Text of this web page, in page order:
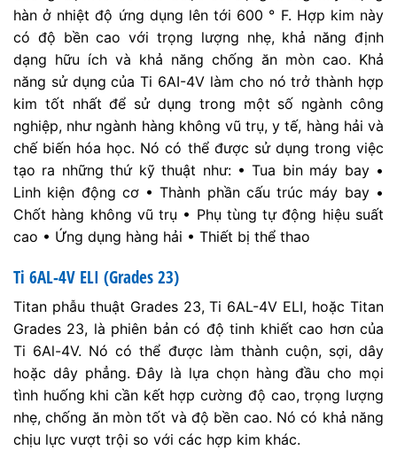
hàn ở nhiệt độ ứng dụng lên tới 600 ° F. Hợp kim này
có độ bền cao với trọng lượng nhẹ, khả năng định
dạng hữu ích và khả năng chống ăn mòn cao. Khả
năng sử dụng của Ti 6AI-4V làm cho nó trở thành hợp
kim tốt nhất để sử dụng trong một số ngành công
nghiệp, như ngành hàng không vũ trụ, y tế, hàng hải và
chế biến hóa học. Nó có thể được sử dụng trong việc
tạo ra những thứ kỹ thuật như: • Tua bin máy bay •
Linh kiện động cơ • Thành phần cấu trúc máy bay •
Chốt hàng không vũ trụ • Phụ tùng tự động hiệu suất
cao • Ứng dụng hàng hải • Thiết bị thể thao
Ti 6AL-4V ELI (Grades 23)
Titan phẫu thuật Grades 23, Ti 6AL-4V ELI, hoặc Titan
Grades 23, là phiên bản có độ tinh khiết cao hơn của
Ti 6Al-4V. Nó có thể được làm thành cuộn, sợi, dây
hoặc dây phẳng. Đây là lựa chọn hàng đầu cho mọi
tình huống khi cần kết hợp cường độ cao, trọng lượng
nhẹ, chống ăn mòn tốt và độ bền cao. Nó có khả năng
chịu lực vượt trội so với các hợp kim khác.